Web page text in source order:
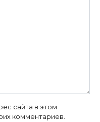
сайта в этом
комментариев.